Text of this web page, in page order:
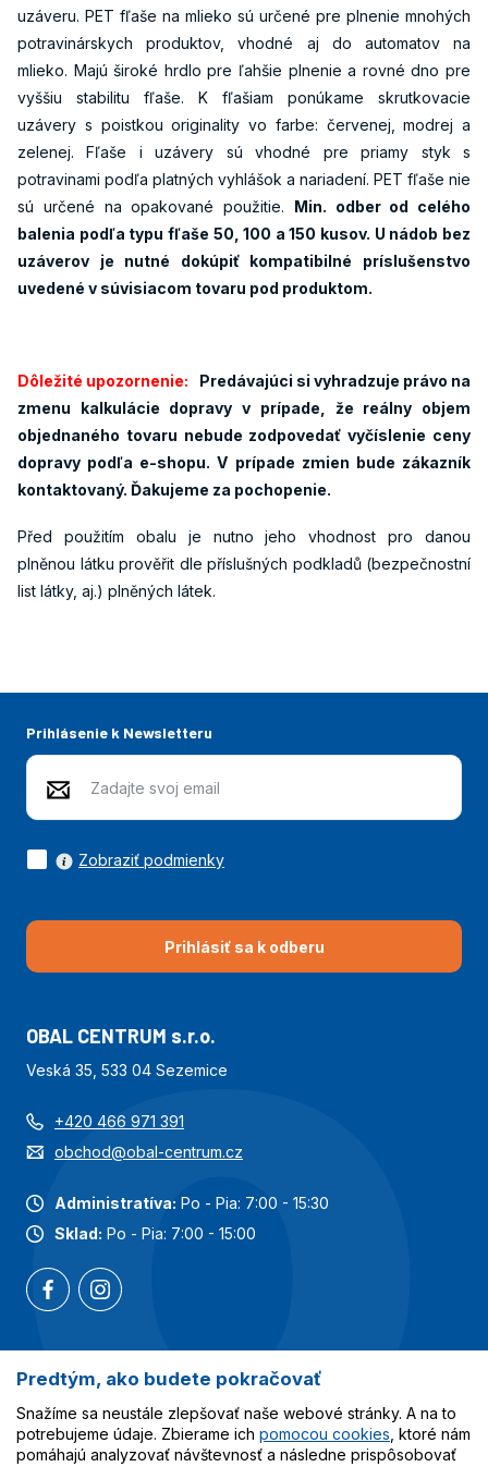
uzáveru. PET fľaše na mlieko sú určené pre plnenie mnohých
potravinárskych produktov, vhodné aj do automatov na
mlieko. Majú široké hrdlo pre ľahšie plnenie a rovné dno pre
vyššiu stabilitu fľaše. K fľašiam ponúkame skrutkovacie
uzávery s poistkou originality vo farbe: červenej, modrej a
zelenej. Fľaše i uzávery sú vhodné pre priamy styk s
potravinami podľa platných vyhlášok a nariadení. PET fľaše nie
sú určené na opakované použitie. Min. odber od celého
balenia podľa typu fľaše 50, 100 a 150 kusov. U nádob bez
uzáverov je nutné dokúpiť kompatibilné príslušenstvo
uvedené v súvisiacom tovaru pod produktom.
Dôležité upozornenie:
Predávajúci si vyhradzuje právo na
zmenu kalkulácie dopravy v prípade, že reálny objem
objednaného tovaru nebude zodpovedať vyčíslenie ceny
dopravy podľa e-shopu. V prípade zmien bude zákazník
kontaktovaný. Ďakujeme za pochopenie.
Před použitím obalu je nutno jeho vhodnost pro danou
plněnou látku prověřit dle příslušných podkladů (bezpečnostní
list látky, aj.) plněných látek.
Prihlásenie k Newsletteru
Prihlásiť sa k odberu
Zobraziť podmienky
OBAL CENTRUM s.r.o.
Veská 35, 533 04 Sezemice
+420 466 971 391
obchod@obal-centrum.cz
Administratíva: Po - Pia: 7:00 - 15:30
Sklad: Po - Pia: 7:00 - 15:00
Najobľúbenejšie kategórie
Služby
Predtým, ako budete pokračovať
Snažíme sa neustále zlepšovať naše webové stránky. A na to
potrebujeme údaje. Zbierame ich pomocou cookies , ktoré nám
pomáhajú analyzovať návštevnosť a následne prispôsobovať